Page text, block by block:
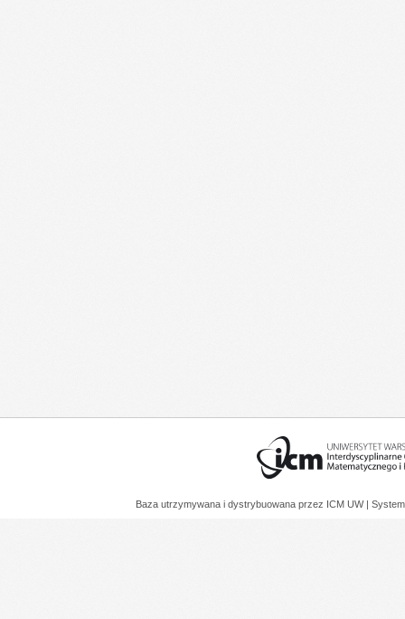
Baza utrzymywana i dystrybuowana przez ICM UW |